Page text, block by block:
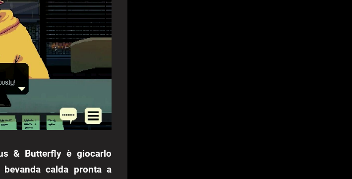
& Butterfly è giocarlo
calda pronta a